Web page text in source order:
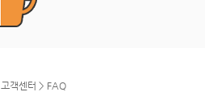
고객센터 > FAQ